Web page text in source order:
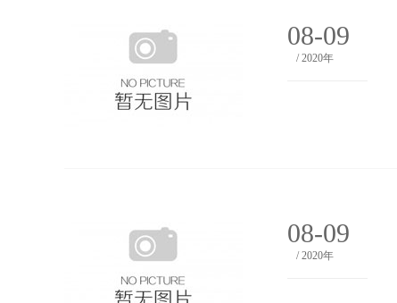
08-09
/ 2020年
08-09
/ 2020年